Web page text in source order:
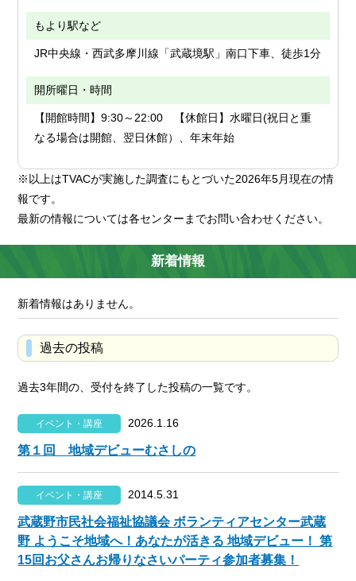
もより駅など
JR中央線・西武多摩川線「武蔵境駅」南口下車、徒歩1分
開所曜日・時間
【開館時間】9:30～22:00 【休館日】水曜日(祝日と重
なる場合は開館、翌日休館）、年末年始
※以上はTVACが実施した調査にもとづいた2026年5月現在の情
報です。
最新の情報については各センターまでお問い合わせください。
新着情報
新着情報はありません。
過去の投稿
過去3年間の、受付を終了した投稿の一覧です。
イベント・講座 2026.1.16
第１回 地域デビューむさしの
イベント・講座 2014.5.31
武蔵野市民社会福祉協議会 ボランティアセンター武蔵
野 ようこそ地域へ！あなたが活きる 地域デビュー！ 第
15回お父さんお帰りなさいパーティ参加者募集！